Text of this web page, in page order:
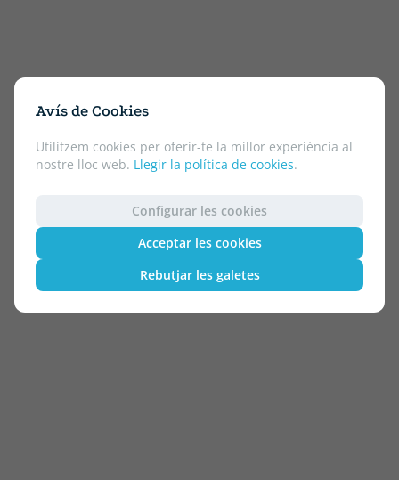
Avís de Cookies
Utilitzem cookies per oferir-te la millor experiència al
nostre lloc web. Llegir la política de cookies.
Configurar les cookies
Acceptar les cookies
Rebutjar les galetes